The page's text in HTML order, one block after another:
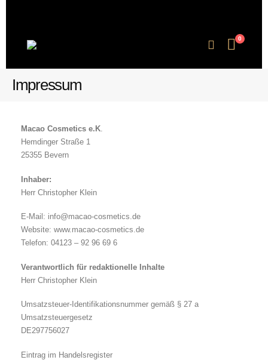
0
Impressum
Macao Cosmetics e.K.
Hemdinger Straße 1
25355 Bevern
Inhaber:
Herr Christopher Klein
E-Mail: info@macao-cosmetics.de
Website: www.macao-cosmetics.de
Telefon: 04123 – 92 96 69 6
Verantwortlich für redaktionelle Inhalte
Herr Christopher Klein
Umsatzsteuer-Identifikationsnummer gemäß § 27 a
Umsatzsteuergesetz
DE297756027
Eintrag im Handelsregister